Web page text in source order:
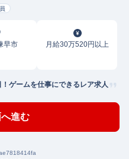
早市 月給30万520円以上
ゲームを仕事にできるレア求人
進む